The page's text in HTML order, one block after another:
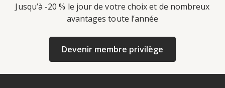
Jusqu’à -20 % le jour de votre choix et de nombreux
avantages toute l’année
Devenir membre privilège